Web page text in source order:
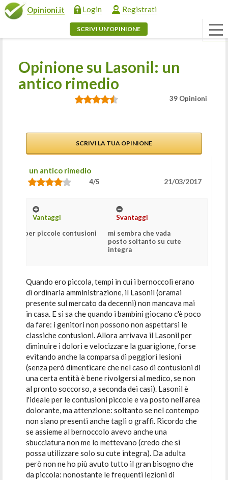
Opinioni.it Login Registrati
SCRIVI UN'OPINIONE
Opinione su Lasonil: un
antico rimedio
39 Opinioni
SCRIVI LA TUA OPINIONE
un antico rimedio
4/5 21/03/2017
Vantaggi
per piccole contusioni
Svantaggi
mi sembra che vada
posto soltanto su cute
integra
Quando ero piccola, tempi in cui i bernoccoli erano
di ordinaria amministrazione, il Lasonil (oramai
presente sul mercato da decenni) non mancava mai
in casa. E si sa che quando i bambini giocano c'è poco
da fare: i genitori non possono non aspettarsi le
classiche contusioni. Allora arrivava il Lasonil per
diminuire i dolori e velocizzare la guarigione, forse
evitando anche la comparsa di peggiori lesioni
(senza però dimenticare che nel caso di contusioni di
una certa entità è bene rivolgersi al medico, se non
al pronto soccorso, a seconda dei casi). Lasonil è
l'ideale per le contusioni piccole e va posto nell'area
dolorante, ma attenzione: soltanto se nel contempo
non siano presenti anche tagli o graffi. Ricordo che
se assieme al bernoccolo avevo anche una
sbucciatura non me lo mettevano (credo che si
possa utilizzare solo su cute integra). Da adulta
però non ne ho più avuto tutto il gran bisogno che
da piccola: nonostante le frequenti lezioni di